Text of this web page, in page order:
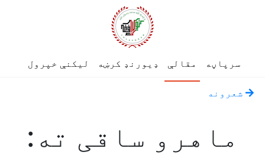
سرپاڼه مقالې ډیورنډ کرښه لیکنې خپرول
شعرونه
ماهرو ساقی ته: